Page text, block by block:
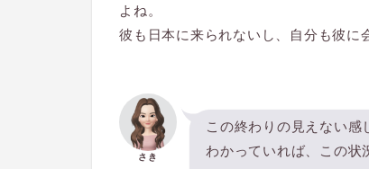
よね。
彼も日本に来られないし、自分も彼に
さき
この終わりの見えない
わかっていれば、この状